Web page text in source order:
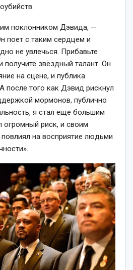
поклонником Дэвида, —
поет с таким сердцем и
не увлечься. Прибавьте
звёздный талант. Он
на сцене, и публика
после того как Дэвид рискнул
мормонов, публично
я стал еще большим
риск, и своим
на восприятие людьми